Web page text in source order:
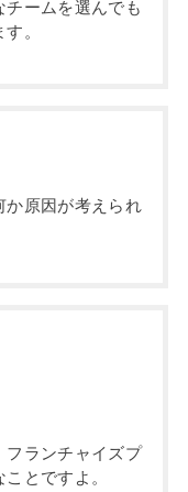
ームを選んでも
。
か原因が考えられ
フランチャイズプ
とですよ。